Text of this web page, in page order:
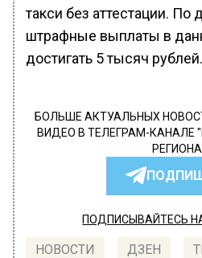
такси без аттестации. По
штрафные выплаты в
достигать 5 тысяч рублей.
БОЛЬШЕ АКТУАЛЬНЫХ
ВИДЕО В ТЕЛЕГРАМ-КАНАЛЕ
ПОДПИСЫВАЙТЕСЬ
НОВОСТИ ДЗЕН